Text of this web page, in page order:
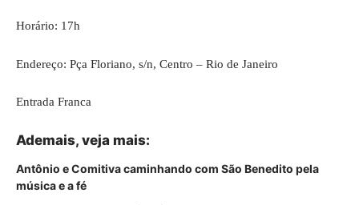
Horário: 17h
Endereço: Pça Floriano, s/n, Centro – Rio de Janeiro
Entrada Franca
Ademais, veja mais:
Antônio e Comitiva caminhando com São Benedito pela
música e a fé